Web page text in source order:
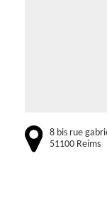
8 bis rue
51100 Reims